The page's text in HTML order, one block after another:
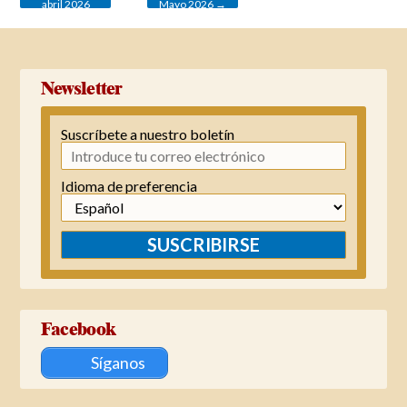
abril 2026
Mayo 2026 →
Newsletter
Suscríbete a nuestro boletín
Idioma de preferencia
SUSCRIBIRSE
Facebook
Síganos